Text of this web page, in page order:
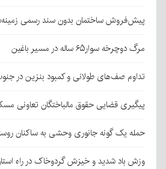
پیش‌فروش ساختمان بدون سند رسمی
مرگ دوچرخه سوار۶۵ ساله در مسیر باغین
تداوم صف‌های طولانی و کمبود بنزین در
پیگیری قضایی حقوق مالباختگان تعاونی
حمله یک گونه جانوری وحشی به ساکنان روستای
وزش باد شدید و خیزش گردوخاک در راه